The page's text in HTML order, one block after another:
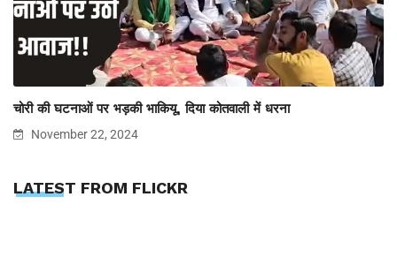
चोरी की घटनाओं पर भड़की भाकियू, दिया कोतवाली में धरना
November 22, 2024
LATEST FROM FLICKR